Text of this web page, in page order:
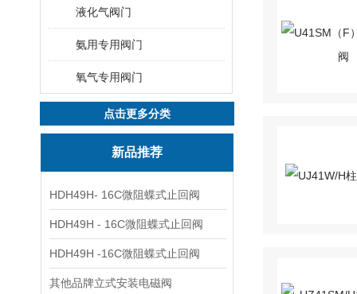
液化气阀门
氨用专用阀门
氧气专用阀门
点击更多分类
新品推荐
HDH49H- 16C微阻蝶式止回阀
HDH49H - 16C微阻蝶式止回阀
HDH49H -16C微阻蝶式止回阀
其他品牌立式安装电磁阀